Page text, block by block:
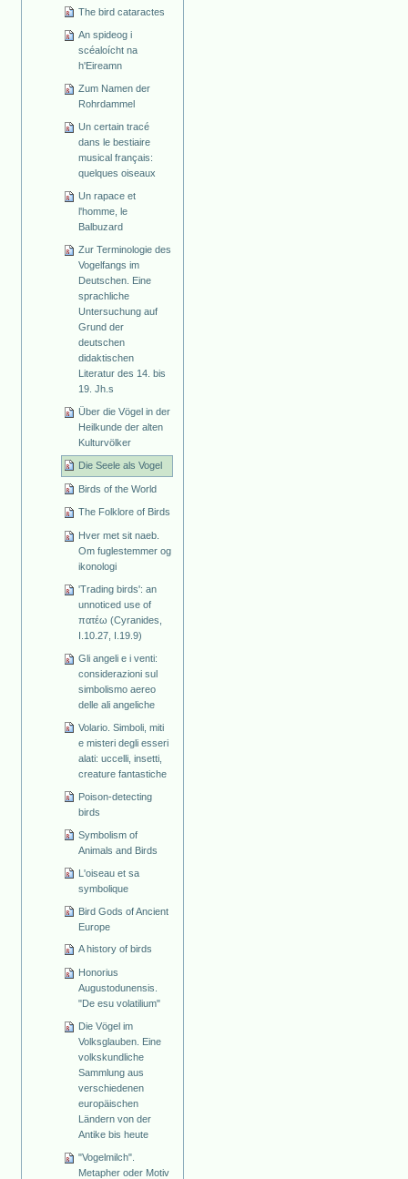
The bird cataractes
An spideog i
scéaloícht na
h'Eireamn
Zum Namen der
Rohrdammel
Un certain tracé
dans le bestiaire
musical français:
quelques oiseaux
Un rapace et
l'homme, le
Balbuzard
Zur Terminologie des
Vogelfangs im
Deutschen. Eine
sprachliche
Untersuchung auf
Grund der
deutschen
didaktischen
Literatur des 14. bis
19. Jh.s
Über die Vögel in der
Heilkunde der alten
Kulturvölker
Die Seele als Vogel
Birds of the World
The Folklore of Birds
Hver met sit naeb.
Om fuglestemmer og
ikonologi
'Trading birds': an
unnoticed use of
πατέω (Cyranides,
I.10.27, I.19.9)
Gli angeli e i venti:
considerazioni sul
simbolismo aereo
delle ali angeliche
Volario. Simboli, miti
e misteri degli esseri
alati: uccelli, insetti,
creature fantastiche
Poison-detecting
birds
Symbolism of
Animals and Birds
L'oiseau et sa
symbolique
Bird Gods of Ancient
Europe
A history of birds
Honorius
Augustodunensis.
"De esu volatilium"
Die Vögel im
Volksglauben. Eine
volkskundliche
Sammlung aus
verschiedenen
europäischen
Ländern von der
Antike bis heute
"Vogelmilch".
Metapher oder Motiv